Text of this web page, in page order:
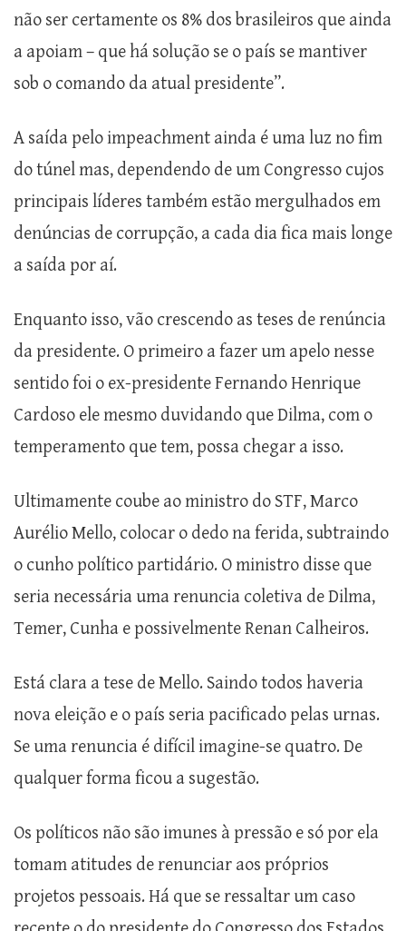
não ser certamente os 8% dos brasileiros que ainda
a apoiam – que há solução se o país se mantiver
sob o comando da atual presidente”.
A saída pelo impeachment ainda é uma luz no fim
do túnel mas, dependendo de um Congresso cujos
principais líderes também estão mergulhados em
denúncias de corrupção, a cada dia fica mais longe
a saída por aí.
Enquanto isso, vão crescendo as teses de renúncia
da presidente. O primeiro a fazer um apelo nesse
sentido foi o ex-presidente Fernando Henrique
Cardoso ele mesmo duvidando que Dilma, com o
temperamento que tem, possa chegar a isso.
Ultimamente coube ao ministro do STF, Marco
Aurélio Mello, colocar o dedo na ferida, subtraindo
o cunho político partidário. O ministro disse que
seria necessária uma renuncia coletiva de Dilma,
Temer, Cunha e possivelmente Renan Calheiros.
Está clara a tese de Mello. Saindo todos haveria
nova eleição e o país seria pacificado pelas urnas.
Se uma renuncia é difícil imagine-se quatro. De
qualquer forma ficou a sugestão.
Os políticos não são imunes à pressão e só por ela
tomam atitudes de renunciar aos próprios
projetos pessoais. Há que se ressaltar um caso